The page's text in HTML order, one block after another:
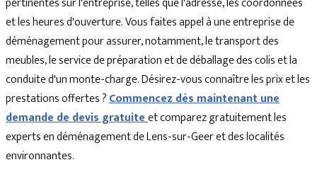
et les heures d'ouverture. Vous faites appel à une entreprise de
déménagement pour assurer, notamment, le transport des
meubles, le service de préparation et de déballage des colis et la
conduite d'un monte-charge. Désirez-vous connaître les prix et les
prestations offertes ?Commencez dès maintenant une
demande de devis gratuiteet comparez gratuitement les
experts en déménagement de Lens-sur-Geer et des localités
environnantes.